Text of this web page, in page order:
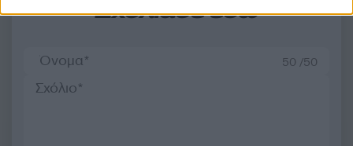
Σχολίασε εδώ
50 /50